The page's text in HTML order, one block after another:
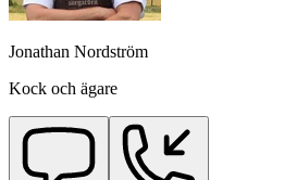
Jonathan Nordström
Kock och ägare